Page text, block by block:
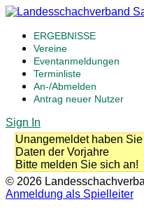
ERGEBNISSE
Vereine
Eventanmeldungen
Terminliste
An-/Abmelden
Antrag neuer Nutzer
Sign In
Unangemeldet haben
Daten der Vorjahre
Bitte melden Sie sich an!
© 2026
Anmeldung als Spielleiter